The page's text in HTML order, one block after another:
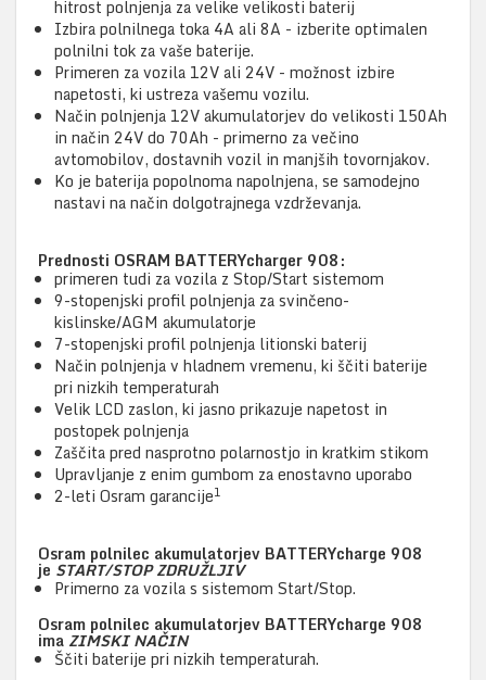
hitrost polnjenja za velike velikosti baterij
Izbira polnilnega toka 4A ali 8A - izberite optimalen
polnilni tok za vaše baterije.
Primeren za vozila 12V ali 24V - možnost izbire
napetosti, ki ustreza vašemu vozilu.
Način polnjenja 12V akumulatorjev do velikosti 150Ah
in način 24V do 70Ah - primerno za večino
avtomobilov, dostavnih vozil in manjših tovornjakov.
Ko je baterija popolnoma napolnjena, se samodejno
nastavi na način dolgotrajnega vzdrževanja.
Prednosti OSRAM BATTERYcharger 908:
primeren tudi za vozila z Stop/Start sistemom
9-stopenjski profil polnjenja za svinčeno-
kislinske/AGM akumulatorje
7-stopenjski profil polnjenja litionski baterij
Način polnjenja v hladnem vremenu, ki ščiti baterije
pri nizkih temperaturah
Velik LCD zaslon, ki jasno prikazuje napetost in
postopek polnjenja
Zaščita pred nasprotno polarnostjo in kratkim stikom
Upravljanje z enim gumbom za enostavno uporabo
2-leti Osram garancije1
Osram polnilec akumulatorjev BATTERYcharge 908
je START/STOP ZDRUŽLJIV
Primerno za vozila s sistemom Start/Stop.
Osram polnilec akumulatorjev BATTERYcharge 908
ima ZIMSKI NAČIN
Ščiti baterije pri nizkih temperaturah.